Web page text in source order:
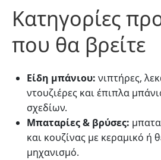
Κατηγορίες
που θα βρείτε
Είδη μπάνιου: νιπτήρες,
ντουζιέρες και έπιπλα
σχεδίων.
Μπαταρίες & βρύσες:
και κουζίνας με κεραμικό ή
μηχανισμό.